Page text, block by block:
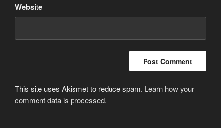
Website
This site uses Akismet to reduce spam. Learn how your
comment data is processed.